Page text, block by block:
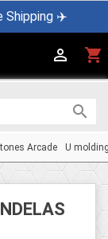
Shipping ✈️
shopping_cart


Arcade U